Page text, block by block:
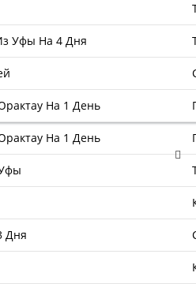
Уфы На 4 Дня
На 1 День
На 1 День
Дня